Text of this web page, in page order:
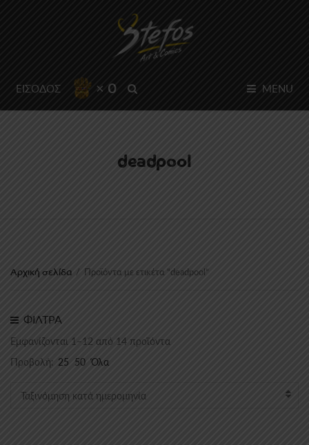
ΕΙΣΟΔΟΣ × 0 MENU
deadpool
Αρχική σελίδα / Προϊόντα με ετικέτα “deadpool”
ΦΙΛΤΡΑ
Εμφανίζονται 1–12 από 14 προϊόντα
Προβολή: 25 50 Όλα